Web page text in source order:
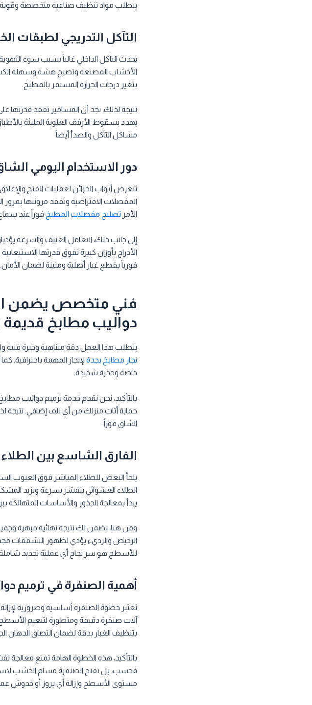
يتطلب مواد تنظيف صناعية متخصصة
التآكل التدريجي لطبقات
يحدث التآكل الداخلي غالباً بسبب سوء
الأخشاب المصنعة وتصبح هشة وسهلة
بتغير درجات الحرارة المستمر بالمطبخ.
نتيجة لذلك، نجد أن المسامير تفقد قدرتها
يهدد بسقوط الأرفف العلوية المليئة
مشاكل التآكل والصدأ أيضاً.
دور الاستخدام اليومي
تتعرض أبواب الخزائن لعمليات الفتح
المفصلات الافتراضية وتفقد مرونتها
الأمر تصليح مفصلات المطبخ فوراً عند
إلى جانب ذلك، التعامل العنيف والسرعة
الأدراج بأوزان كبيرة تفوق قدرتها
فورياً بقطع غيار أصلية ومتينة لضمان الأمان.
فني متخصص يضمن
دواليب مطابخ قديمة
يتطلب هذا العمل دقة متناهية وخبرة فنية
نجار مطابخ بجدة لإنجاز المهمة باحترافية.
خاصة وحذرة شديدة.
بالتأكيد، نحن نقدم خدمة ترميم دواليب
حماية أثاث منزلك من أي تلف إضافي.
الشاق فوراً.
الفارق الشاسع بين الطلاء
يلجأ البعض للطلاء المباشر فوق العيوب
الطلاء العشوائي يتقشر بسرعة ويزيد
يبدأ بمعالجة الجذور والأساسات المتهالكة
ومن هنا، نضمن لك نتيجة نهائية مبهرة
الرخيص والرديء يؤدي لظهور التشققات
للأسطح هو سر نجاح أي عملية تجديد
أهمية الصنفرة في ترميم
تعتبر خطوة الصنفرة أساسية وضرورية لإزالة
آلات صنفرة دقيقة ومتطورة لتنعيم الأسطح
بتنظيف الغبار بدقة لضمان التصاق الدهان
بالتأكيد، هذه الخطوة الهامة تمنع
فحسب، بل تفتح الصنفرة مسام الخشب
مستوى الأسطح وإزالة أي بروز أو خدوش